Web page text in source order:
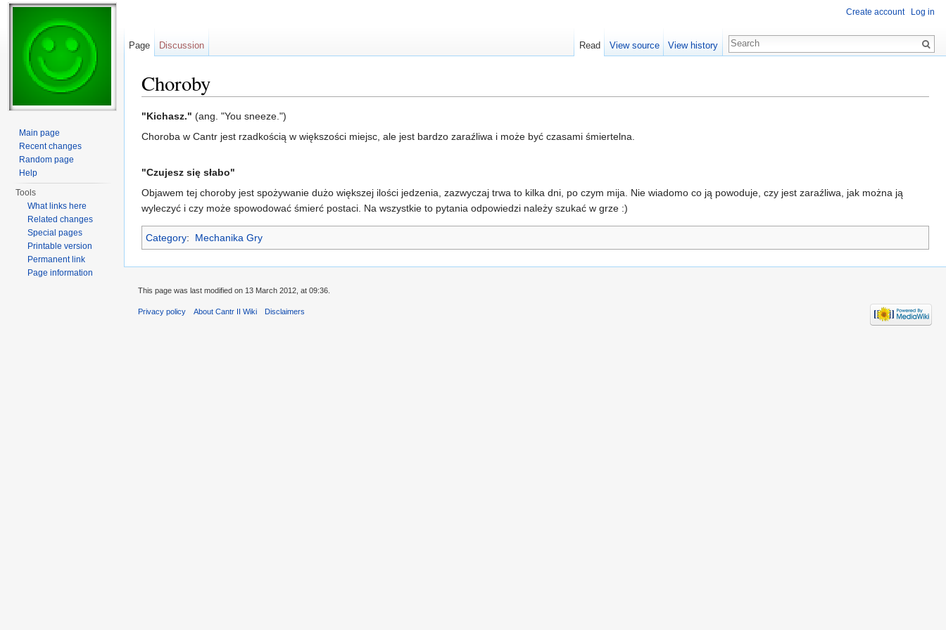
Choroby
"Kichasz." (ang. "You sneeze.")
Choroba w Cantr jest rzadkością w większości miejsc, ale jest bardzo zaraźliwa i może być czasami śmiertelna.
"Czujesz się słabo"
Objawem tej choroby jest spożywanie dużo większej ilości jedzenia, zazwyczaj trwa to kilka dni, po czym mija. Nie wiadomo co ją powoduje, czy jest zaraźliwa, jak można ją
wyleczyć i czy może spowodować śmierć postaci. Na wszystkie to pytania odpowiedzi należy szukać w grze :)
Category: Mechanika Gry
Create account Log in
Page Discussion Read View source View history
Main page
Recent changes
Random page
Help
Tools
What links here
Related changes
Special pages
Printable version
Permanent link
Page information
This page was last modified on 13 March 2012, at 09:36.
Privacy policy About Cantr II Wiki Disclaimers